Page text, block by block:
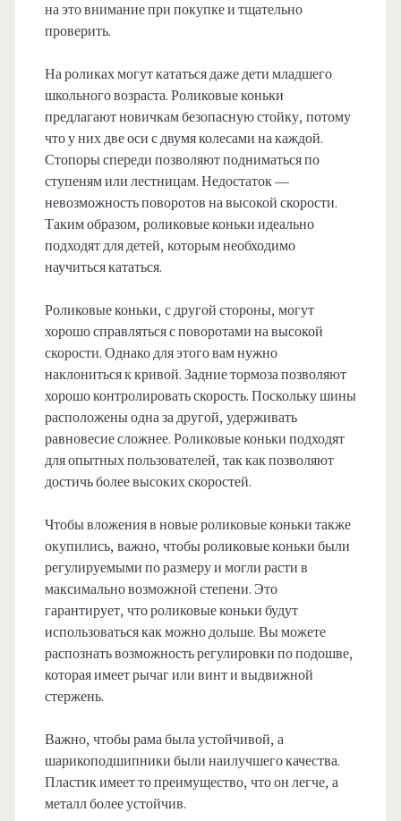
на это внимание при покупке и тщательно
проверить.
На роликах могут кататься даже дети младшего
школьного возраста. Роликовые коньки
предлагают новичкам безопасную стойку, потому
что у них две оси с двумя колесами на каждой.
Стопоры спереди позволяют подниматься по
ступеням или лестницам. Недостаток —
невозможность поворотов на высокой скорости.
Таким образом, роликовые коньки идеально
подходят для детей, которым необходимо
научиться кататься.
Роликовые коньки, с другой стороны, могут
хорошо справляться с поворотами на высокой
скорости. Однако для этого вам нужно
наклониться к кривой. Задние тормоза позволяют
хорошо контролировать скорость. Поскольку шины
расположены одна за другой, удерживать
равновесие сложнее. Роликовые коньки подходят
для опытных пользователей, так как позволяют
достичь более высоких скоростей.
Чтобы вложения в новые роликовые коньки также
окупились, важно, чтобы роликовые коньки были
регулируемыми по размеру и могли расти в
максимально возможной степени. Это
гарантирует, что роликовые коньки будут
использоваться как можно дольше. Вы можете
распознать возможность регулировки по подошве,
которая имеет рычаг или винт и выдвижной
стержень.
Важно, чтобы рама была устойчивой, а
шарикоподшипники были наилучшего качества.
Пластик имеет то преимущество, что он легче, а
металл более устойчив.